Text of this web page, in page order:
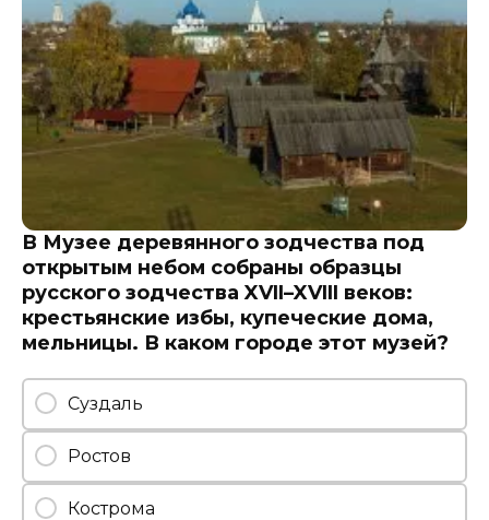
В Музее деревянного зодчества под
открытым небом собраны образцы
русского зодчества XVII–XVIII веков:
крестьянские избы, купеческие дома,
мельницы. В каком городе этот музей?
Суздаль
Ростов
Кострома